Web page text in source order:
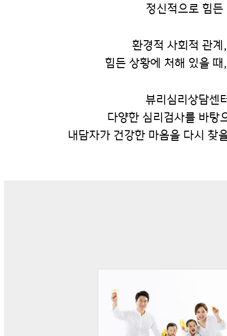
정신적으로 힘
환경적 사회적 관
힘든 상황에 처해 있을
뷰리심리상담센
다양한 심리검사를 바탕
내담자가 건강한 마음을 다시 찾